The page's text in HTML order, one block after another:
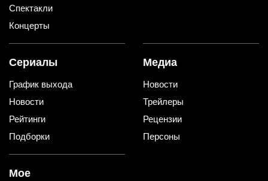
Спектакли
Концерты
Сериалы
График выхода
Новости
Рейтинги
Подборки
Медиа
Новости
Трейлеры
Рецензии
Персоны
Мое